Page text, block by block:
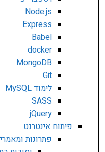
Node.js
Express
Babel
docker
MongoDB
Git
לימוד MySQL
SASS
jQuery
פיתוח אינטרנט
פתרונות